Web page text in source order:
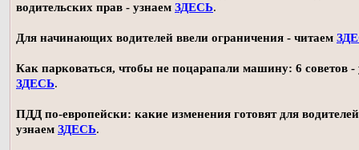
водительских прав - узнаем ЗДЕСЬ.
Для начинающих водителей ввели ограничения - читаем
Как парковаться, чтобы не поцарапали машину: 6 советов -
ЗДЕСЬ.
ПДД по-европейски: какие изменения готовят для
узнаем ЗДЕСЬ.